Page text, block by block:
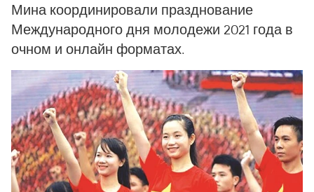
Мина координировали празднование
Международного дня молодежи 2021 года в
очном и онлайн форматах.